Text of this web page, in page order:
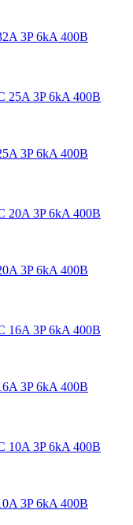
3P 6kA 400В
3P 6kA 400В
3P 6kA 400В
3P 6kA 400В
3P 6kA 400В